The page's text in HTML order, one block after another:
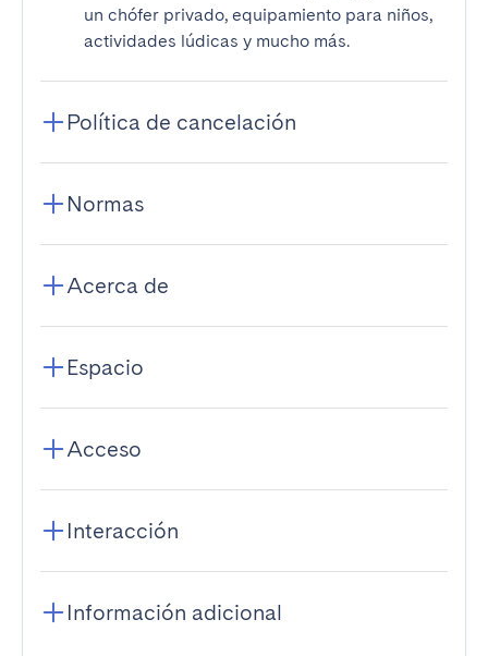
un chófer privado, equipamiento para niños,
actividades lúdicas y mucho más.
Política de cancelación
Normas
Acerca de
Espacio
Acceso
Interacción
Información adicional